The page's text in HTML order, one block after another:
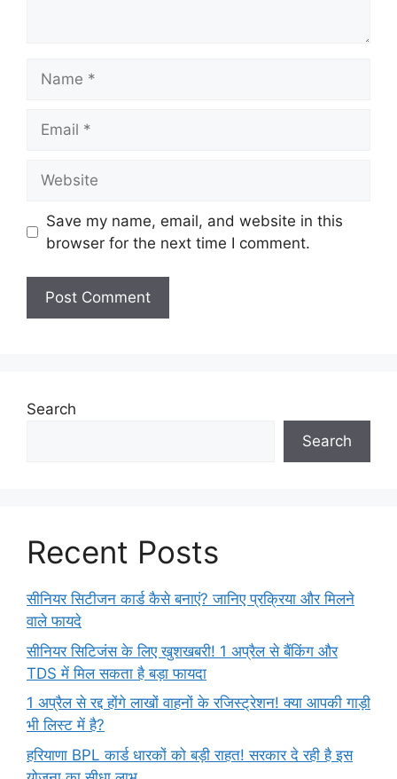
Save my name, email, and website in this
browser for the next time I comment.
Search
Search
Recent Posts
सीनियर सिटीजन कार्ड कैसे बनाएं? जानिए प्रक्रिया और मिलने
वाले फायदे
सीनियर सिटिजंस के लिए खुशखबरी! 1 अप्रैल से बैंकिंग और
TDS में मिल सकता है बड़ा फायदा
1 अप्रैल से रद्द होंगे लाखों वाहनों के रजिस्ट्रेशन! क्या आपकी गाड़ी
भी लिस्ट में है?
हरियाणा BPL कार्ड धारकों को बड़ी राहत! सरकार दे रही है इस